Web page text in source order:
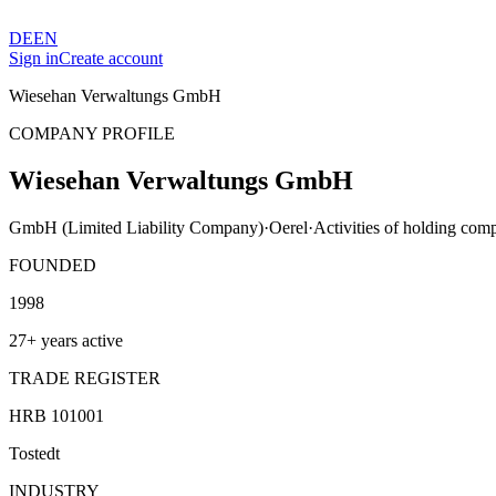
DEEN
Sign inCreate account
Wiesehan Verwaltungs GmbH
COMPANY PROFILE
Wiesehan Verwaltungs GmbH
GmbH (Limited Liability Company)·Oerel·Activities of holding
FOUNDED
1998
27+ years active
TRADE REGISTER
HRB 101001
Tostedt
INDUSTRY